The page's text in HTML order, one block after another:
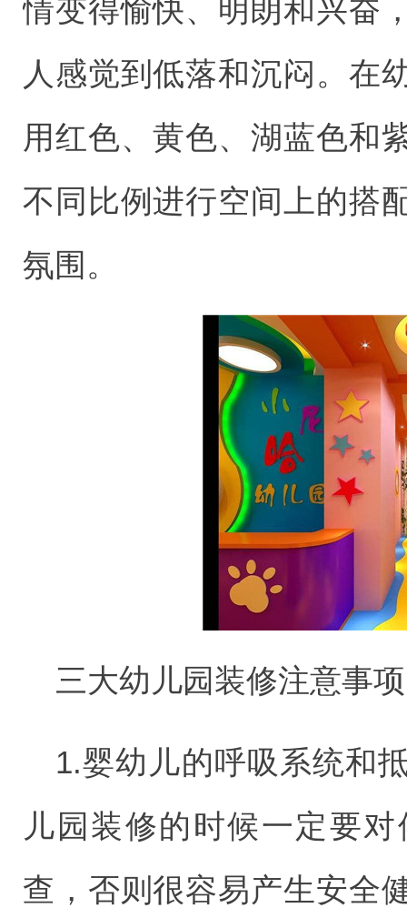
情变得愉快、明朗和兴奋
人感觉到低落和沉闷。在
用红色、黄色、湖蓝色和
不同比例进行空间上的搭
氛围。
三大幼儿园装修注意事项
1.婴幼儿的呼吸系统和
儿园装修的时候一定要
查，否则很容易产生安全